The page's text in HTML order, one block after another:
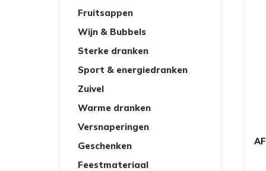
Fruitsappen
Wijn & Bubbels
Sterke dranken
Sport & energiedranken
Zuivel
Warme dranken
Versnaperingen
Geschenken
Feestmateriaal